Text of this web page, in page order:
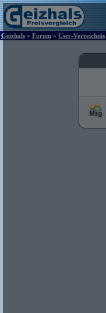
Geizhals » Forum » User-Verzeichnis